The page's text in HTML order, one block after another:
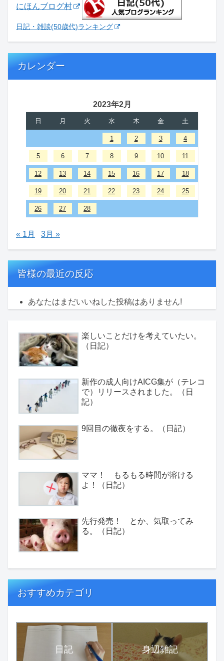
にほんブログ村
日記・雑談(50歳代)ランキング
カレンダー
2023年2月
日 月 火 水 木 金 土
1 2 3 4
5 6 7 8 9 10 11
12 13 14 15 16 17 18
19 20 21 22 23 24 25
26 27 28
« 1月 3月 »
皆様の最近の反応
あなたはまだいいねした投稿はありません!
楽しいことだけを考えていたい。
（日記）
新作の成人向けAICG集が（テレコ
で）リリースされました。（日
記）
9回目の徹夜をする。（日記）
ママ！ もるもる時間が溶ける
よ！（日記）
先行発売！ とか、気取ってみ
る。（日記）
おすすめカテゴリ
日記 身辺雑記